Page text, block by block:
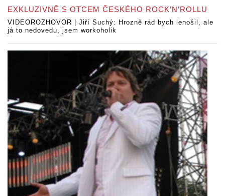
EXKLUZIVNĚ S OTCEM ČESKÉHO ROCK’N’ROLLU
VIDEOROZHOVOR | Jiří Suchý: Hrozně rád bych lenošil, ale
já to nedovedu, jsem workoholik